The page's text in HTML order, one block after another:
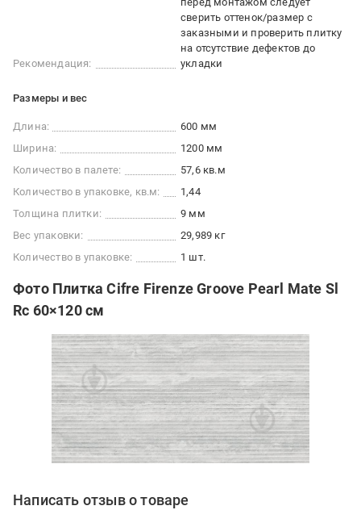
Рекомендация:
сверить оттенок/размер с
заказными и проверить плитку
на отсутствие дефектов до
укладки
Размеры и вес
Длина:
600 мм
Ширина:
1200 мм
Количество в палете:
57,6 кв.м
Количество в упаковке, кв.м:
1,44
Толщина плитки:
9 мм
Вес упаковки:
29,989 кг
Количество в упаковке:
1 шт.
Фото Плитка Cifre Firenze Groove Pearl Mate Sl
Rc 60×120 см
Написать отзыв о товаре